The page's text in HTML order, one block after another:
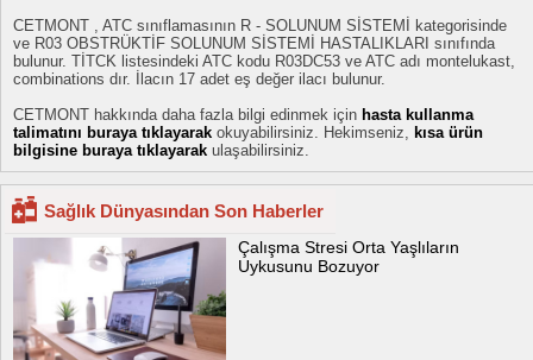
CETMONT , ATC sınıflamasının R - SOLUNUM SİSTEMİ kategorisinde
ve R03 OBSTRÜKTİF SOLUNUM SİSTEMİ HASTALIKLARI sınıfında
bulunur. TİTCK listesindeki ATC kodu R03DC53 ve ATC adı montelukast,
combinations dır. İlacın 17 adet eş değer ilacı bulunur.
CETMONT hakkında daha fazla bilgi edinmek için hasta kullanma
talimatını buraya tıklayarak okuyabilirsiniz. Hekimseniz,
kısa ürün
bilgisine buraya tıklayarak ulaşabilirsiniz.
Sağlık Dünyasından Son Haberler
Çalışma Stresi Orta Yaşlıların
Uykusunu Bozuyor